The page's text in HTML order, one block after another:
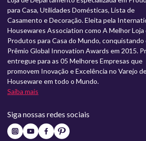
para Casa, Utilidades Domésticas, Lista de
Casamento e Decoração. Eleita pela
Housewares Association como A Melhor Loja
Produtos para Casa do Mundo, conquistando
Prêmio Global Innovation Awards em 2015.
entregue para as 05 Melhores Empresas que
promovem Inovação e Excelência no Varejo
Houseware em todo o Mundo.
Saiba mais
Siga nossas redes sociais